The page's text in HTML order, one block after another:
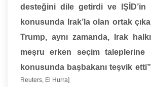
desteğini dile getirdi ve IŞİD’in
konusunda Irak’la olan ortak
Trump, aynı zamanda, Irak
meşru erken seçim taleplerine
konusunda başbakanı teşvik etti”
Reuters, El Hurra]